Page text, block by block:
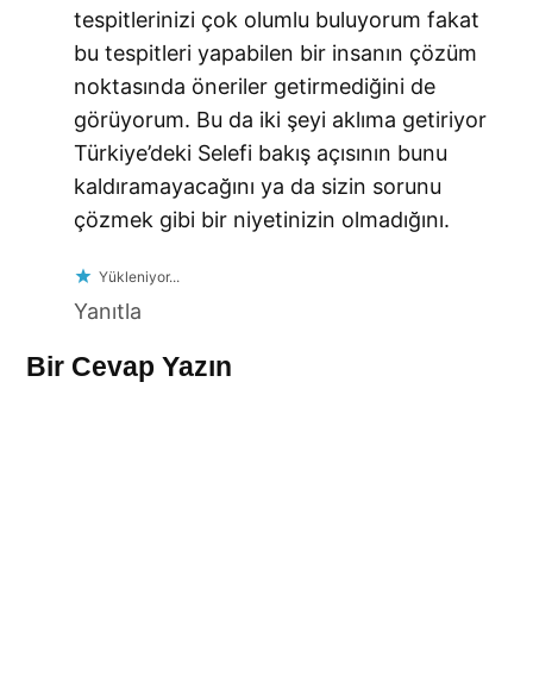
tespitlerinizi çok olumlu buluyorum fakat
bu tespitleri yapabilen bir insanın çözüm
noktasında öneriler getirmediğini de
görüyorum. Bu da iki şeyi aklıma getiriyor
Türkiye’deki Selefi bakış açısının bunu
kaldıramayacağını ya da sizin sorunu
çözmek gibi bir niyetinizin olmadığını.
Yükleniyor...
Yanıtla
Leave
Bir Cevap Yazın